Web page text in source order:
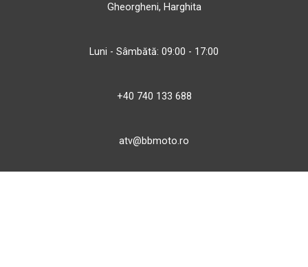
Gheorgheni, Harghita
Luni - Sâmbătă: 09:00 - 17:00
+40 740 133 688
atv@bbmoto.ro